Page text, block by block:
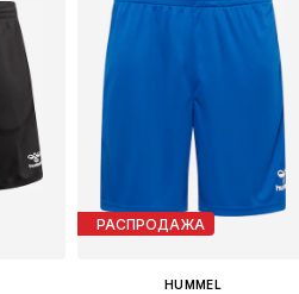
РАСПРОДАЖА
HUMMEL